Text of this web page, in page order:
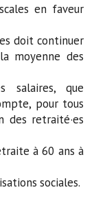
en faveur
doit continuer
moyenne des
salaires, que
pour tous
des retraité·es
à 60 ans à
sociales.